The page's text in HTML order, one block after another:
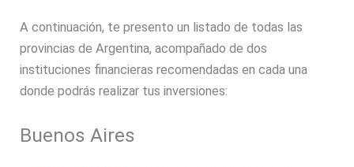
A continuación, te presento un listado de todas las
provincias de Argentina, acompañado de dos
instituciones financieras recomendadas en cada una
donde podrás realizar tus inversiones:
Buenos Aires